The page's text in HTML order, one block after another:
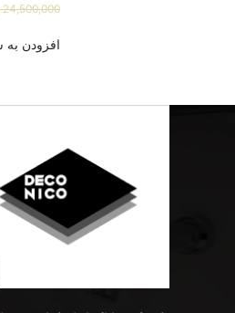
24,500,000
افزودن به